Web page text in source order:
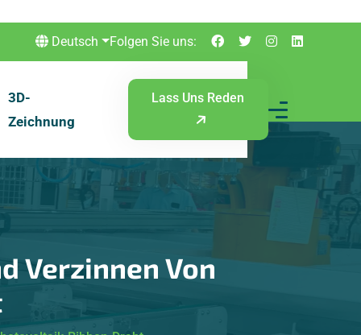
Deutsch Folgen Sie uns:
3D-
Zeichnung
Lass Uns Reden
Verzinnen Von